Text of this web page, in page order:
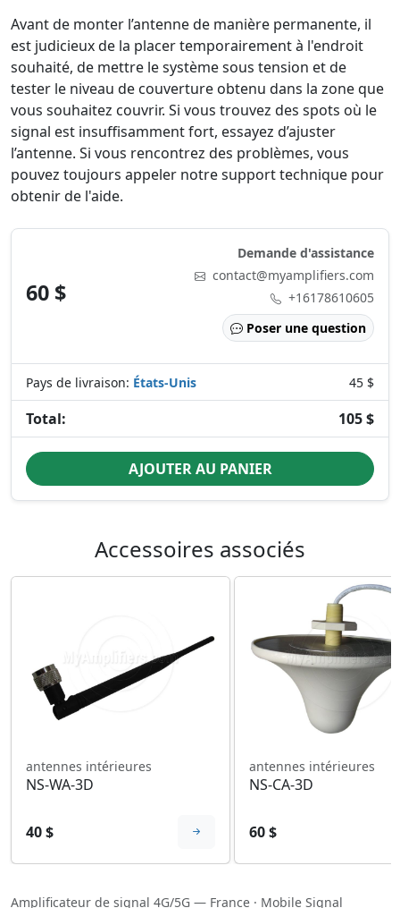
Avant de monter l’antenne de manière permanente, il
est judicieux de la placer temporairement à l'endroit
souhaité, de mettre le système sous tension et de
tester le niveau de couverture obtenu dans la zone que
vous souhaitez couvrir. Si vous trouvez des spots où le
signal est insuffisamment fort, essayez d’ajuster
l’antenne. Si vous rencontrez des problèmes, vous
pouvez toujours appeler notre support technique pour
obtenir de l'aide.
60 $
Demande d'assistance
contact@myamplifiers.com
+16178610605
Poser une question
Pays de livraison: États-Unis 45 $
Total: 105 $
AJOUTER AU PANIER
Accessoires associés
antennes intérieures
NS-WA-3D
40 $
antennes intérieures
NS-CA-3D
60 $
Amplificateur de signal 4G/5G — France · Mobile Signal